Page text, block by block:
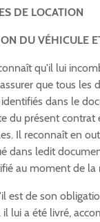
DE LOCATION
DU VÉHICULE
qu'il lui
que tous
dans le
du présent
Il reconnaît en
dans ledit
au moment de la
est de son
lui a été livré,